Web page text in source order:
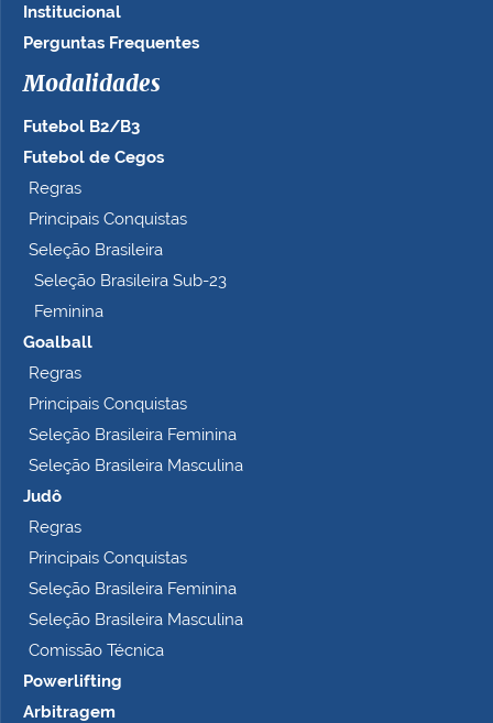
Institucional
Perguntas Frequentes
Modalidades
Futebol B2/B3
Futebol de Cegos
Regras
Principais Conquistas
Seleção Brasileira
Seleção Brasileira Sub-23
Feminina
Goalball
Regras
Principais Conquistas
Seleção Brasileira Feminina
Seleção Brasileira Masculina
Judô
Regras
Principais Conquistas
Seleção Brasileira Feminina
Seleção Brasileira Masculina
Comissão Técnica
Powerlifting
Arbitragem